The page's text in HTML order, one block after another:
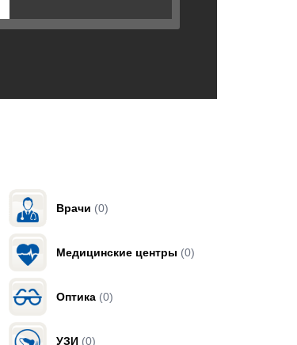
Врачи (0)
Медицинские центры (0)
Оптика (0)
УЗИ (0)